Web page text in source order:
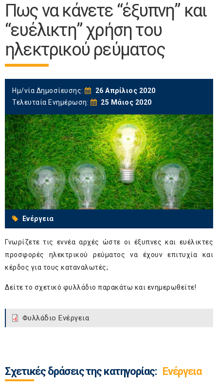
Πως να κάνετε “έξυπνη” και
“ευέλικτη” χρήση του
ηλεκτρικού ρεύματος
Ημ/νία Δημοσίευσης:
26 Απρίλιος 2020
Τελευταία Ενημέρωση:
25 Μάιος 2020
Ενέργεια
Γνωρίζετε τις εννέα αρχές ώστε οι έξυπνες και ευέλικτες
προσφορές ηλεκτρικού ρεύματος να έχουν επιτυχία και
κέρδος για τους καταναλωτές;
Δείτε το σχετικό φυλλάδιο παρακάτω και ενημερωθείτε!
Φυλλάδιο Ενέργεια
Σχετικές δράσεις της κατηγορίας: Ενέργεια